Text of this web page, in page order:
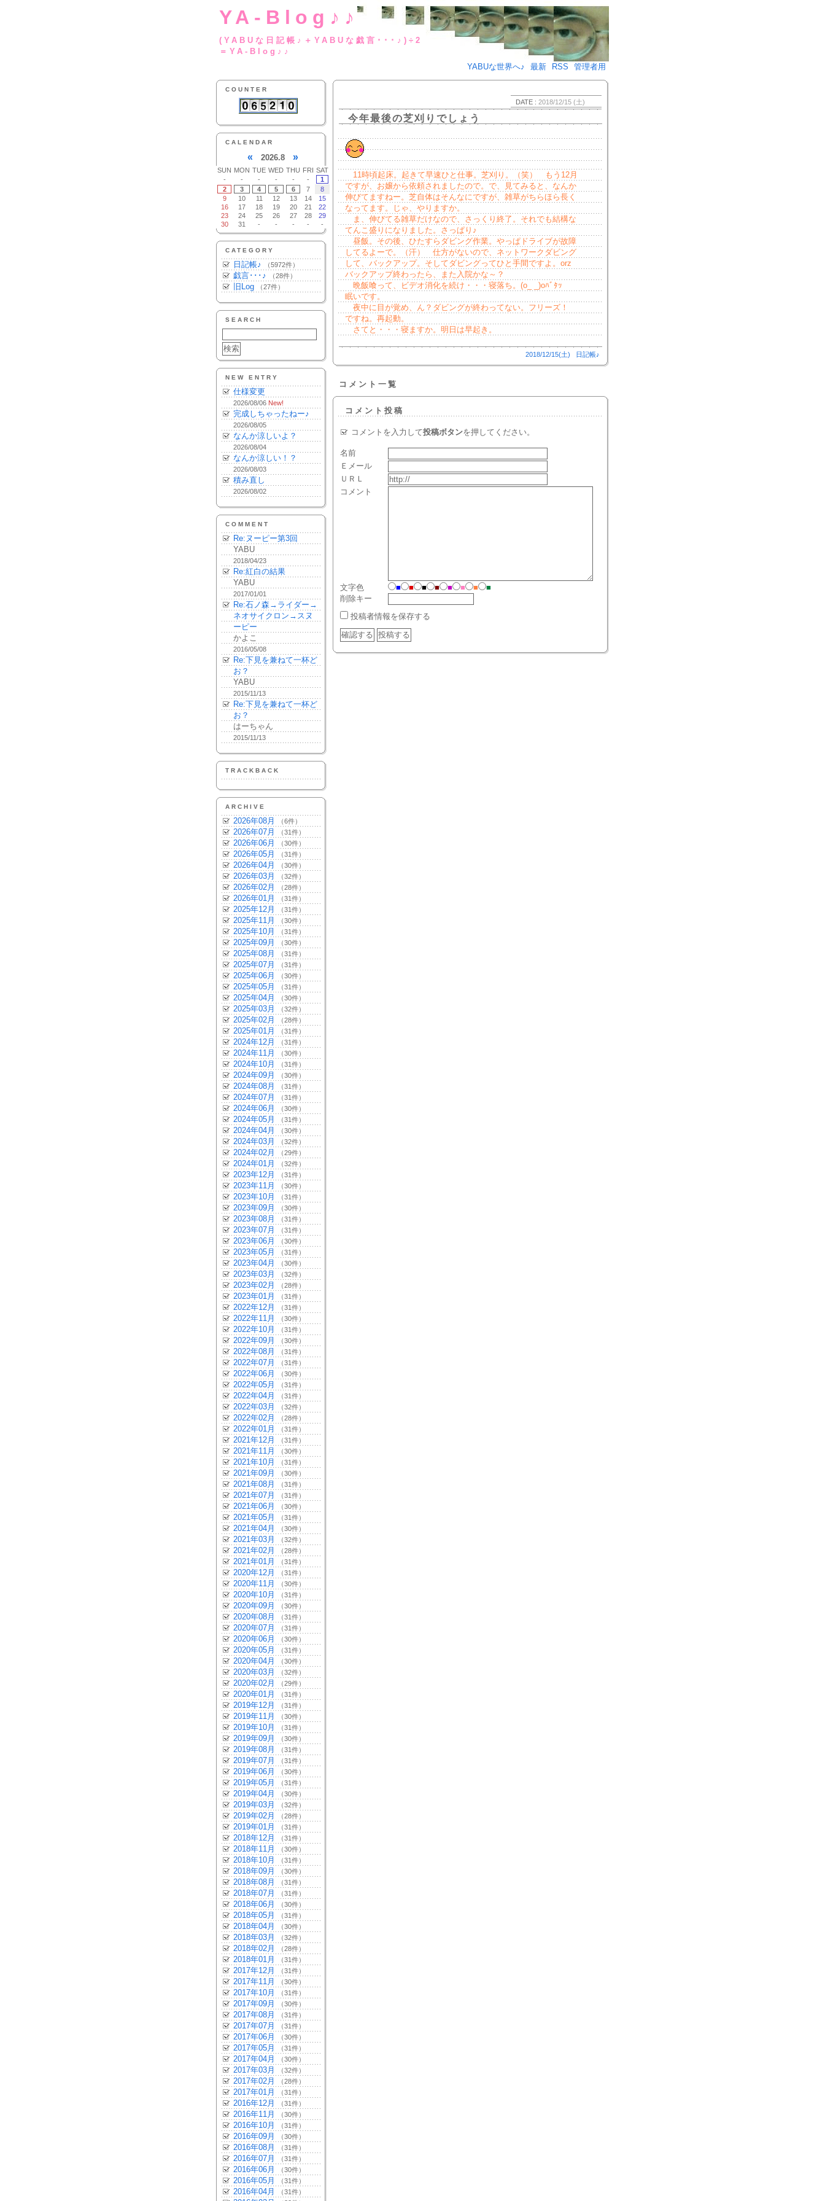
YA-Blog♪♪
(YABUな日記帳♪＋YABUな戯言･･･♪)÷2
＝YA-Blog♪♪
YABUな世界へ♪
最新 RSS 管理者用
COUNTER
CALENDAR
« 2026.8 »
SUN MON TUE WED THU FRI SAT
-
- - - - -
1
2
3 4 5 6 7
8
9
10 11 12 13 14
15
16
17 18 19 20 21
22
23
24 25 26 27 28
29
30
31 - - - - -
CATEGORY
日記帳♪ （5972件）
戯言･･･♪ （28件）
旧Log （27件）
SEARCH
NEW ENTRY
仕様変更
2026/08/06 New!
完成しちゃったねー♪
2026/08/05
なんか涼しいよ？
2026/08/04
なんか涼しい！？
2026/08/03
積み直し
2026/08/02
COMMENT
Re:ヌーピー第3回
YABU
2018/04/23
Re:紅白の結果
YABU
2017/01/01
Re:石ノ森→ライダー→
ネオサイクロン→スヌ
ーピー
かよこ
2016/05/08
Re:下見を兼ねて一杯ど
お？
YABU
2015/11/13
Re:下見を兼ねて一杯ど
お？
はーちゃん
2015/11/13
TRACKBACK
ARCHIVE
2026年08月 （6件）
2026年07月 （31件）
2026年06月 （30件）
2026年05月 （31件）
2026年04月 （30件）
2026年03月 （32件）
2026年02月 （28件）
2026年01月 （31件）
2025年12月 （31件）
2025年11月 （30件）
2025年10月 （31件）
2025年09月 （30件）
2025年08月 （31件）
2025年07月 （31件）
2025年06月 （30件）
2025年05月 （31件）
2025年04月 （30件）
2025年03月 （32件）
2025年02月 （28件）
2025年01月 （31件）
2024年12月 （31件）
2024年11月 （30件）
2024年10月 （31件）
2024年09月 （30件）
2024年08月 （31件）
2024年07月 （31件）
2024年06月 （30件）
2024年05月 （31件）
2024年04月 （30件）
2024年03月 （32件）
2024年02月 （29件）
2024年01月 （32件）
2023年12月 （31件）
2023年11月 （30件）
2023年10月 （31件）
2023年09月 （30件）
2023年08月 （31件）
2023年07月 （31件）
2023年06月 （30件）
2023年05月 （31件）
2023年04月 （30件）
2023年03月 （32件）
2023年02月 （28件）
2023年01月 （31件）
2022年12月 （31件）
2022年11月 （30件）
2022年10月 （31件）
2022年09月 （30件）
2022年08月 （31件）
2022年07月 （31件）
2022年06月 （30件）
2022年05月 （31件）
2022年04月 （31件）
2022年03月 （32件）
2022年02月 （28件）
2022年01月 （31件）
2021年12月 （31件）
2021年11月 （30件）
2021年10月 （31件）
2021年09月 （30件）
2021年08月 （31件）
2021年07月 （31件）
2021年06月 （30件）
2021年05月 （31件）
2021年04月 （30件）
2021年03月 （32件）
2021年02月 （28件）
2021年01月 （31件）
2020年12月 （31件）
2020年11月 （30件）
2020年10月 （31件）
2020年09月 （30件）
2020年08月 （31件）
2020年07月 （31件）
2020年06月 （30件）
2020年05月 （31件）
2020年04月 （30件）
2020年03月 （32件）
2020年02月 （29件）
2020年01月 （31件）
2019年12月 （31件）
2019年11月 （30件）
2019年10月 （31件）
2019年09月 （30件）
2019年08月 （31件）
2019年07月 （31件）
2019年06月 （30件）
2019年05月 （31件）
2019年04月 （30件）
2019年03月 （32件）
2019年02月 （28件）
2019年01月 （31件）
2018年12月 （31件）
2018年11月 （30件）
2018年10月 （31件）
2018年09月 （30件）
2018年08月 （31件）
2018年07月 （31件）
2018年06月 （30件）
2018年05月 （31件）
2018年04月 （30件）
2018年03月 （32件）
2018年02月 （28件）
2018年01月 （31件）
2017年12月 （31件）
2017年11月 （30件）
2017年10月 （31件）
2017年09月 （30件）
2017年08月 （31件）
2017年07月 （31件）
2017年06月 （30件）
2017年05月 （31件）
2017年04月 （30件）
2017年03月 （32件）
2017年02月 （28件）
2017年01月 （31件）
2016年12月 （31件）
2016年11月 （30件）
2016年10月 （31件）
2016年09月 （30件）
2016年08月 （31件）
2016年07月 （31件）
2016年06月 （30件）
2016年05月 （31件）
2016年04月 （31件）
DATE : 2018/12/15 (土)
今年最後の芝刈りでしょう
11時頃起床。起きて早速ひと仕事。芝刈り。（笑） もう12月
ですが、お嬢から依頼されましたので。で、見てみると、なんか
伸びてますねー。芝自体はそんなにですが、雑草がちらほら長く
なってます。じゃ、やりますか。
ま、伸びてる雑草だけなので、さっくり終了。それでも結構な
てんこ盛りになりました。さっぱり♪
昼飯。その後、ひたすらダビング作業。やっぱドライブが故障
してるよーで。（汗） 仕方がないので、ネットワークダビング
して、バックアップ。そしてダビングってひと手間ですよ。orz
バックアップ終わったら、また入院かな～？
晩飯喰って、ビデオ消化を続け・・・寝落ち。(o_ _)oﾊﾞﾀｯ
眠いです。
夜中に目が覚め、ん？ダビングが終わってない。フリーズ！
ですね。再起動。
さてと・・・寝ますか。明日は早起き。
2018/12/15(土) 日記帳♪
コメント一覧
コメント投稿
コメントを入力して投稿ボタンを押してください。
名前
Ｅメール
ＵＲＬ
コメント
文字色 ■ ■ ■ ■ ■ ■ ■
■
削除キー
投稿者情報を保存する